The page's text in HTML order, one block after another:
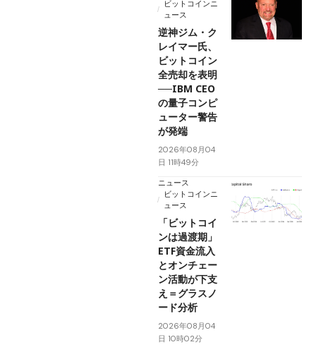
ビットコインニ
ュース
逆神ジム・ク
レイマー氏、
ビットコイン
全売却を表明
──IBM CEO
の量子コンピ
ューター警告
が発端
2026年08月04
日 11時49分
ニュース
ビットコインニ
ュース
「ビットコイ
ンは過渡期」
ETF資金流入
とオンチェー
ン活動が下支
え＝グラスノ
ード分析
2026年08月04
日 10時02分